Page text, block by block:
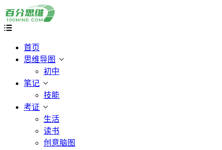
首页
思维导图
初中
笔记
技能
考证
生活
读书
创意脑图